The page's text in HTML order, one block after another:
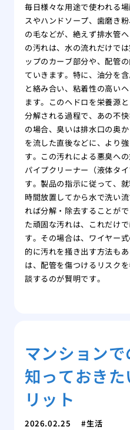
毎日様々な用途で使われる
スやハンドソープ、歯磨き
の毛などが、絶えず排水管
の汚れは、水の流れだけで
ップのカーブ部分や、配管
ていきます。特に、油分を
と絡み合い、粘着性の高い
ます。このヘドロを栄養源
分解される過程で、あの不
の場合、臭いは排水口の奥
を流した直後などに、より
す。この汚れによる悪臭へ
パイプクリーナー（液体タ
す。製品の指示に従って、
時間放置してから水で洗い
れば分解・除去することが
た頑固な汚れは、これだけ
す。その場合は、ワイヤー
的に汚れを掻き出す方法も
は、配管を傷つけるリスク
談するのが賢明です。
マンションで
知っておき
リット
2026.02.25 生活